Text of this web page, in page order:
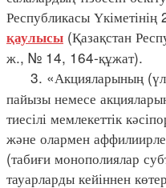
Республикасы
қаулысы (Қазақстан
ж., № 14, 164-құжат).
3. «Акцияларының
пайызы немесе
тиесілі мемлекеттік
және олармен
(табиғи монополиялар
тауарларды кейіннен